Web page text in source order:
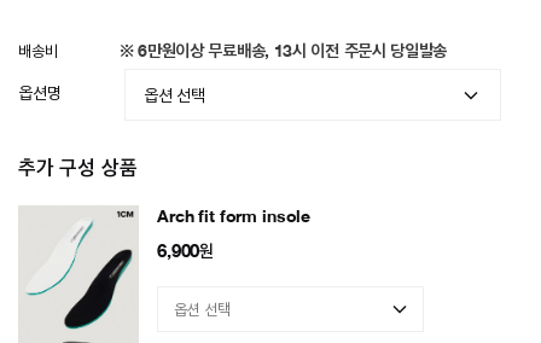
배송비 ※ 6만원이상 무료배송, 13시 이전 주문시 당일발송
옵션명
추가 구성 상품
Arch fit form insole
6,900원